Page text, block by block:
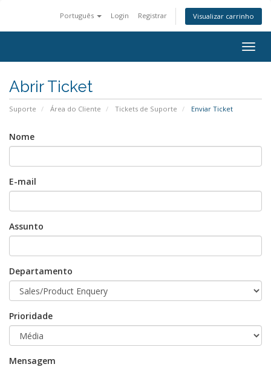
Português Login Registrar Visualizar carrinho
Abrir Ticket
Suporte Área do Cliente Tickets de Suporte Enviar Ticket
Nome
E-mail
Assunto
Departamento
Prioridade
Mensagem